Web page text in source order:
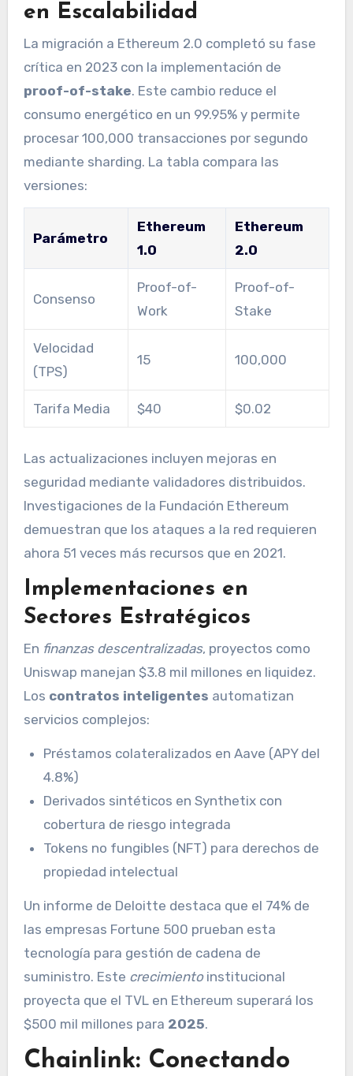
en Escalabilidad
La migración a Ethereum 2.0 completó su fase
crítica en 2023 con la implementación de
proof-of-stake. Este cambio reduce el
consumo energético en un 99.95% y permite
procesar 100,000 transacciones por segundo
mediante sharding. La tabla compara las
versiones:
Parámetro
Ethereum
1.0
Ethereum
2.0
Consenso
Proof-of-
Work
Proof-of-
Stake
Velocidad
(TPS)
15 100,000
Tarifa Media $40 $0.02
Las actualizaciones incluyen mejoras en
seguridad mediante validadores distribuidos.
Investigaciones de la Fundación Ethereum
demuestran que los ataques a la red requieren
ahora 51 veces más recursos que en 2021.
Implementaciones en
Sectores Estratégicos
En finanzas descentralizadas, proyectos como
Uniswap manejan $3.8 mil millones en liquidez.
Los contratos inteligentes automatizan
servicios complejos:
Préstamos colateralizados en Aave (APY del
4.8%)
Derivados sintéticos en Synthetix con
cobertura de riesgo integrada
Tokens no fungibles (NFT) para derechos de
propiedad intelectual
Un informe de Deloitte destaca que el 74% de
las empresas Fortune 500 prueban esta
tecnología para gestión de cadena de
suministro. Este crecimientoinstitucional
proyecta que el TVL en Ethereum superará los
$500 mil millones para 2025.
Chainlink: Conectando